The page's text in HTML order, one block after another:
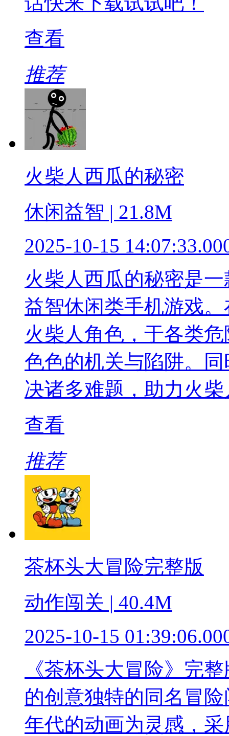
查看
推荐
火柴人西瓜的秘密
休闲益智 | 21.8M
2025-10-15
火柴人西瓜的秘密是
益智休闲类手机游戏
火柴人角色，于各类
色色的机关与陷阱。
决诸多难题，助力火
查看
推荐
茶杯头大冒险完整版
动作闯关 | 40.4M
2025-10-15
《茶杯头大冒险》完
的创意独特的同名冒
年代的动画为灵感，